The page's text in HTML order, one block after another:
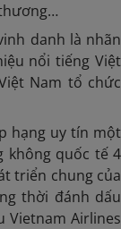
danh là nhãn
nổi tiếng Việt
Nam tổ chức
hạng uy tín một
không quốc tế 4
triển chung của
thời đánh dấu
Vietnam Airlines